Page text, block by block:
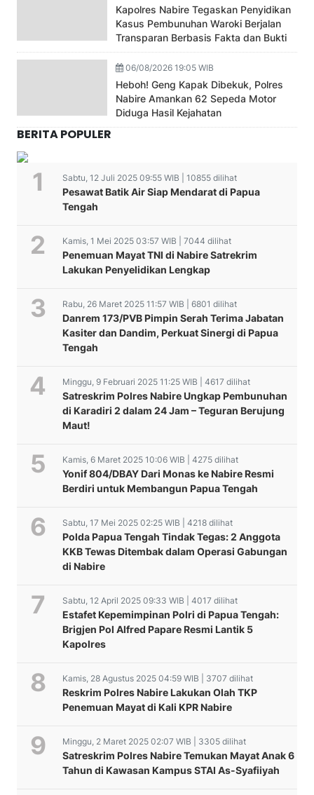
Kapolres Nabire Tegaskan Penyidikan
Kasus Pembunuhan Waroki Berjalan
Transparan Berbasis Fakta dan Bukti
06/08/2026 19:05 WIB
Heboh! Geng Kapak Dibekuk, Polres
Nabire Amankan 62 Sepeda Motor
Diduga Hasil Kejahatan
BERITA POPULER
Sabtu, 12 Juli 2025 09:55 WIB | 10855 dilihat
Pesawat Batik Air Siap Mendarat di Papua
Tengah
Kamis, 1 Mei 2025 03:57 WIB | 7044 dilihat
Penemuan Mayat TNI di Nabire Satrekrim
Lakukan Penyelidikan Lengkap
Rabu, 26 Maret 2025 11:57 WIB | 6801 dilihat
Danrem 173/PVB Pimpin Serah Terima Jabatan
Kasiter dan Dandim, Perkuat Sinergi di Papua
Tengah
Minggu, 9 Februari 2025 11:25 WIB | 4617 dilihat
Satreskrim Polres Nabire Ungkap Pembunuhan
di Karadiri 2 dalam 24 Jam – Teguran Berujung
Maut!
Kamis, 6 Maret 2025 10:06 WIB | 4275 dilihat
Yonif 804/DBAY Dari Monas ke Nabire Resmi
Berdiri untuk Membangun Papua Tengah
Sabtu, 17 Mei 2025 02:25 WIB | 4218 dilihat
Polda Papua Tengah Tindak Tegas: 2 Anggota
KKB Tewas Ditembak dalam Operasi Gabungan
di Nabire
Sabtu, 12 April 2025 09:33 WIB | 4017 dilihat
Estafet Kepemimpinan Polri di Papua Tengah:
Brigjen Pol Alfred Papare Resmi Lantik 5
Kapolres
Kamis, 28 Agustus 2025 04:59 WIB | 3707 dilihat
Reskrim Polres Nabire Lakukan Olah TKP
Penemuan Mayat di Kali KPR Nabire
Minggu, 2 Maret 2025 02:07 WIB | 3305 dilihat
Satreskrim Polres Nabire Temukan Mayat Anak 6
Tahun di Kawasan Kampus STAI As-Syafiiyah